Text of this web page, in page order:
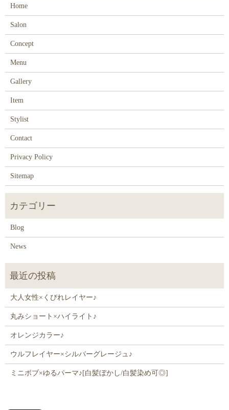
Home
Salon
Concept
Menu
Gallery
Item
Stylist
Contact
Privacy Policy
Sitemap
Blog
News
大人女性×くびれレイヤー♪
丸みショート×ハイライト♪
オレンジカラー♪
ウルフレイヤー×シルバーグレージュ♪
ミニボブ×ゆるパーマ♪[白髪ぼかし/白髪染め可◎]